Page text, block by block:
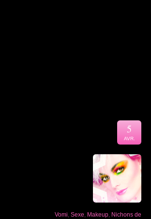
5
AVR.
Vomi Sexe Makeup Nichons de